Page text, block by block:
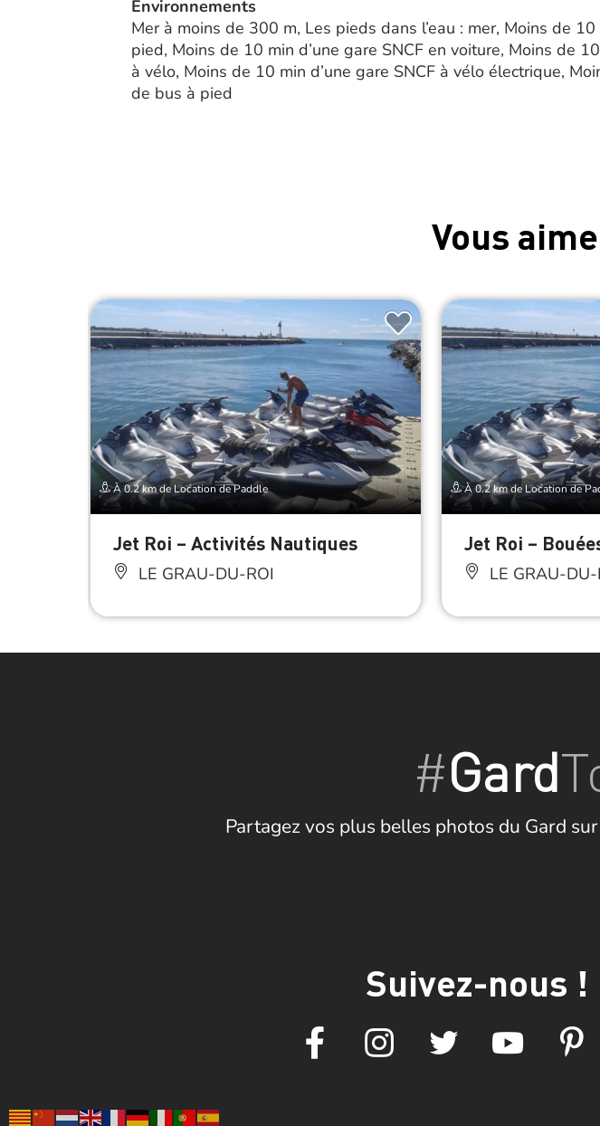
Environnements
Mer à moins de 300 m, Les pieds dans l’eau : mer, Moins de 10
pied, Moins de 10 min d’une gare SNCF en voiture, Moins de
à vélo, Moins de 10 min d’une gare SNCF à vélo électrique,
de bus à pied
Vous
À 0.2 km de Location de Paddle
Jet Roi – Activités Nautiques
LE GRAU-DU-ROI
À 0.2 km de Location de
Jet Roi –
LE GRAU-DU-
#Gard
Partagez vos plus belles photos du Gard
Suivez-nous !